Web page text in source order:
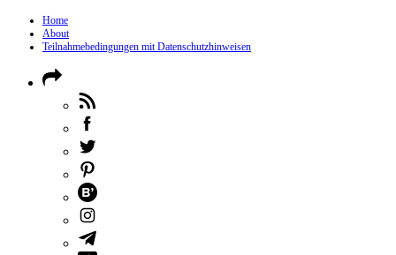
Home
About
Teilnahmebedingungen mit Datenschutzhinweisen